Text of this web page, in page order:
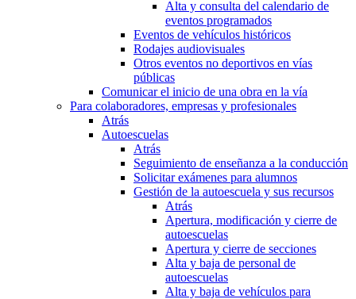
Alta y consulta del calendario de
eventos programados
Eventos de vehículos históricos
Rodajes audiovisuales
Otros eventos no deportivos en vías
públicas
Comunicar el inicio de una obra en la vía
Para colaboradores, empresas y profesionales
Atrás
Autoescuelas
Atrás
Seguimiento de enseñanza a la conducción
Solicitar exámenes para alumnos
Gestión de la autoescuela y sus recursos
Atrás
Apertura, modificación y cierre de
autoescuelas
Apertura y cierre de secciones
Alta y baja de personal de
autoescuelas
Alta y baja de vehículos para